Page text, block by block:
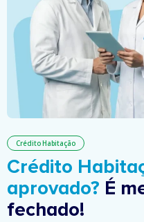
Crédito Habitação
Crédito
aprovado? É
fechado!